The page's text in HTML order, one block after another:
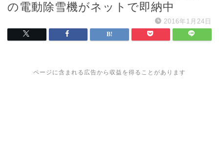
の電動除雪機がネットで即納中
2016年1月24日
ページに含まれる広告から収益を得ることがあります